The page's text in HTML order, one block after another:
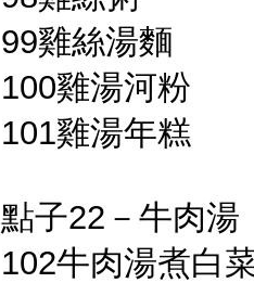
99雞絲湯麵
100雞湯河粉
101雞湯年糕
點子22－牛肉湯
102牛肉湯煮白